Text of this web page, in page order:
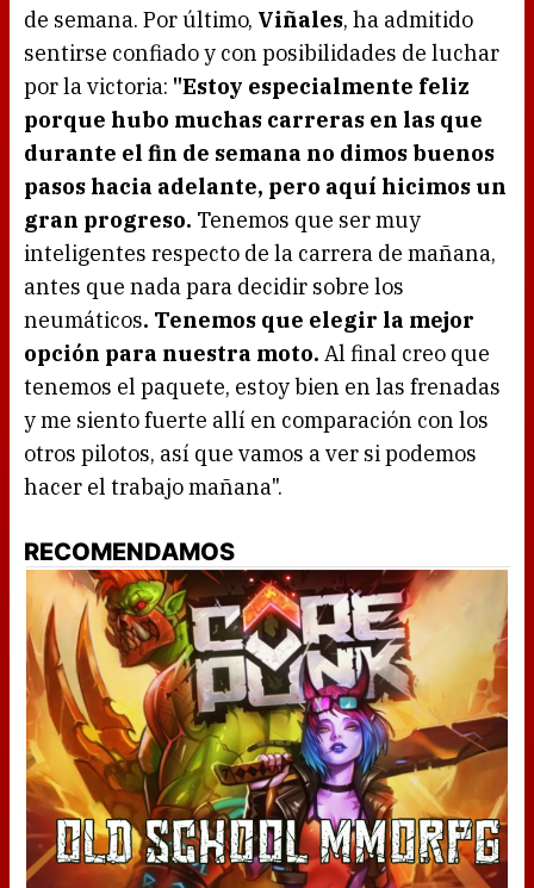
de semana. Por último, Viñales, ha admitido
sentirse confiado y con posibilidades de luchar
por la victoria: "Estoy especialmente feliz
porque hubo muchas carreras en las que
durante el fin de semana no dimos buenos
pasos hacia adelante, pero aquí hicimos un
gran progreso. Tenemos que ser muy
inteligentes respecto de la carrera de mañana,
antes que nada para decidir sobre los
neumáticos. Tenemos que elegir la mejor
opción para nuestra moto. Al final creo que
tenemos el paquete, estoy bien en las frenadas
y me siento fuerte allí en comparación con los
otros pilotos, así que vamos a ver si podemos
hacer el trabajo mañana".
RECOMENDAMOS